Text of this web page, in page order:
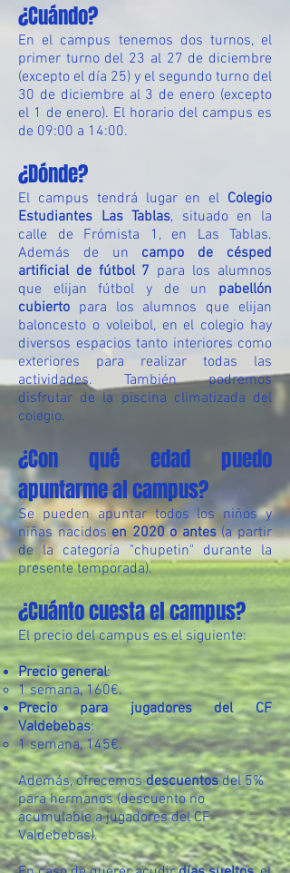
¿Cuándo?
En el campus tenemos dos turnos, el
primer turno del 23 al 27 de diciembre
(excepto el día 25) y el segundo turno del
30 de diciembre al 3 de enero (excepto
el 1 de enero). El horario del campus es
de 09:00 a 14:00.
¿Dónde?
El campus tendrá lugar en el Colegio
Estudiantes Las Tablas, situado en la
calle de Frómista 1, en Las Tablas.
Además de un campo de césped
artificial de fútbol 7 para los alumnos
que elijan fútbol y de un pabellón
cubierto para los alumnos que elijan
baloncesto o voleibol, en el colegio hay
diversos espacios tanto interiores como
exteriores para realizar todas las
actividades. También podremos
disfrutar de la piscina climatizada del
colegio.
¿Con qué edad puedo
apuntarme al campus?
Se pueden apuntar todos los niños y
niñas nacidos en 2020 o antes(a partir
de la categoría "chupetin" durante la
presente temporada).
¿Cuánto cuesta el campus?
El precio del campus es el siguiente:
Precio general:
1 semana, 160€.
Precio para jugadores del CF
Valdebebas:
1 semana, 145€.
Además, ofrecemosdescuentosdel 5%
para hermanos (descuento no
acumulable a jugadores del CF
Valdebebas).